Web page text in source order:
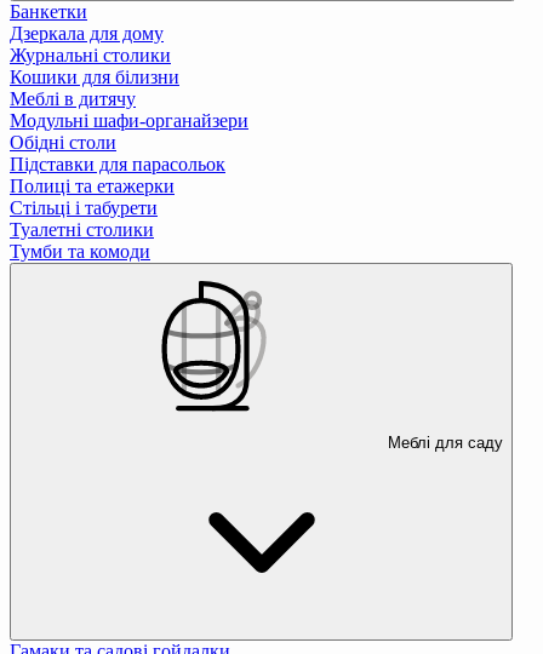
Банкетки
Дзеркала для дому
Журнальні столики
Кошики для білизни
Меблі в дитячу
Модульні шафи-органайзери
Обідні столи
Підставки для парасольок
Полиці та етажерки
Стільці і табурети
Туалетні столики
Тумби та комоди
Меблі для саду